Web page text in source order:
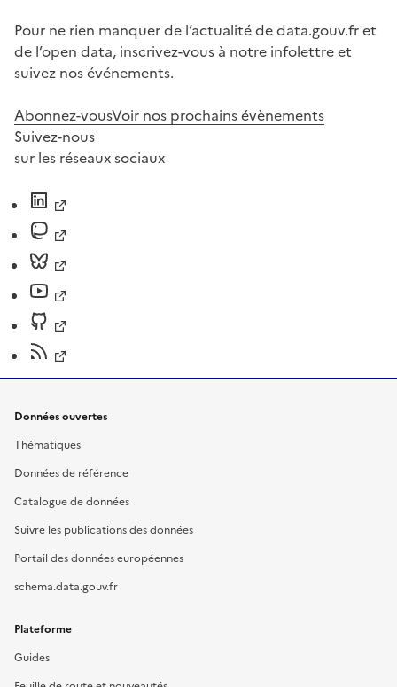
Pour ne rien manquer de l’actualité de data.gouv.fr et
de l’open data, inscrivez-vous à notre infolettre et
suivez nos événements.
Abonnez-vousVoir nos prochains évènements
Suivez-nous
sur les réseaux sociaux
Données ouvertes
Thématiques
Données de référence
Catalogue de données
Suivre les publications des données
Portail des données européennes
schema.data.gouv.fr
Plateforme
Guides